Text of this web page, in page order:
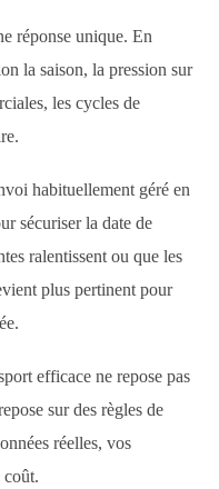
réponse unique. En
la saison, la pression sur
les cycles de
habituellement géré en
sécuriser la date de
ralentissent ou que les
plus pertinent pour
efficace ne repose pas
sur des règles de
réelles, vos
coût.